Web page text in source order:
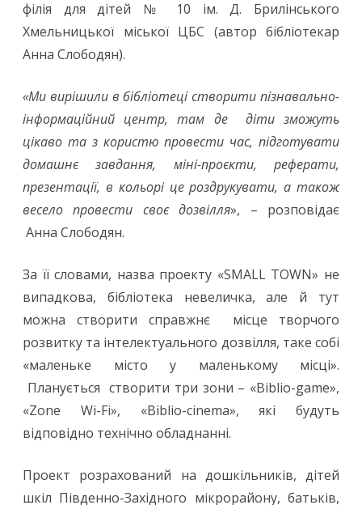
філія для дітей № 10 ім. Д. Брилінського
Хмельницької міської ЦБС (автор бібліотекар
Анна Слободян).
«Ми вирішили в бібліотеці створити пізнавально-
інформаційний центр, там де діти зможуть
цікаво та з користю провести час, підготувати
домашнє завдання, міні-проєкти, реферати,
презентації, в кольорі це роздрукувати, а також
весело провести своє дозвілля», – розповідає
Анна Слободян.
За її словами, назва проекту «SMALL TOWN» не
випадкова, бібліотека невеличка, але й тут
можна створити справжнє місце творчого
розвитку та інтелектуального дозвілля, таке собі
«маленьке місто у маленькому місці».
Планується створити три зони – «Biblio-game»,
«Zone Wi-Fi», «Biblio-cinema», які будуть
відповідно технічно обладнанні.
Проект розрахований на дошкільників, дітей
шкіл Південно-Західного мікрорайону, батьків,